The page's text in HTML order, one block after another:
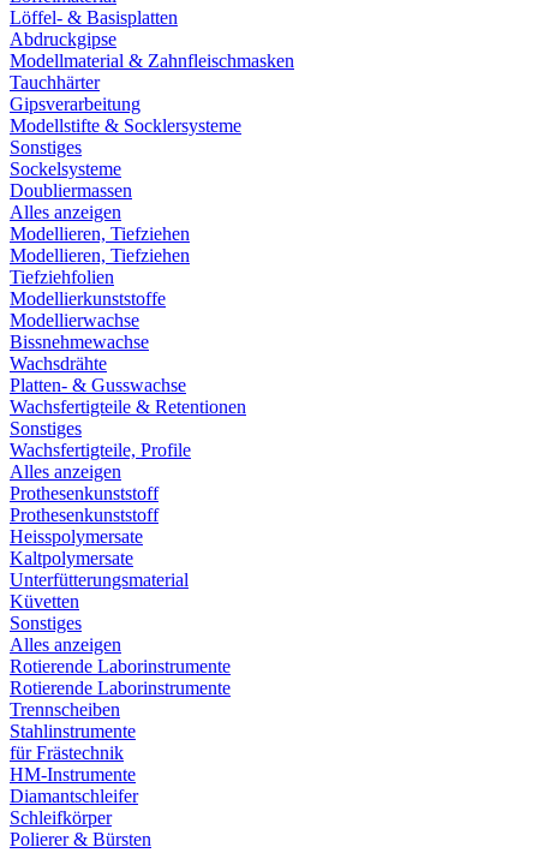
Löffel- & Basisplatten
Abdruckgipse
Modellmaterial & Zahnfleischmasken
Tauchhärter
Gipsverarbeitung
Modellstifte & Socklersysteme
Sonstiges
Sockelsysteme
Doubliermassen
Alles anzeigen
Modellieren, Tiefziehen
Modellieren, Tiefziehen
Tiefziehfolien
Modellierkunststoffe
Modellierwachse
Bissnehmewachse
Wachsdrähte
Platten- & Gusswachse
Wachsfertigteile & Retentionen
Sonstiges
Wachsfertigteile, Profile
Alles anzeigen
Prothesenkunststoff
Prothesenkunststoff
Heisspolymersate
Kaltpolymersate
Unterfütterungsmaterial
Küvetten
Sonstiges
Alles anzeigen
Rotierende Laborinstrumente
Rotierende Laborinstrumente
Trennscheiben
Stahlinstrumente
für Frästechnik
HM-Instrumente
Diamantschleifer
Schleifkörper
Polierer & Bürsten